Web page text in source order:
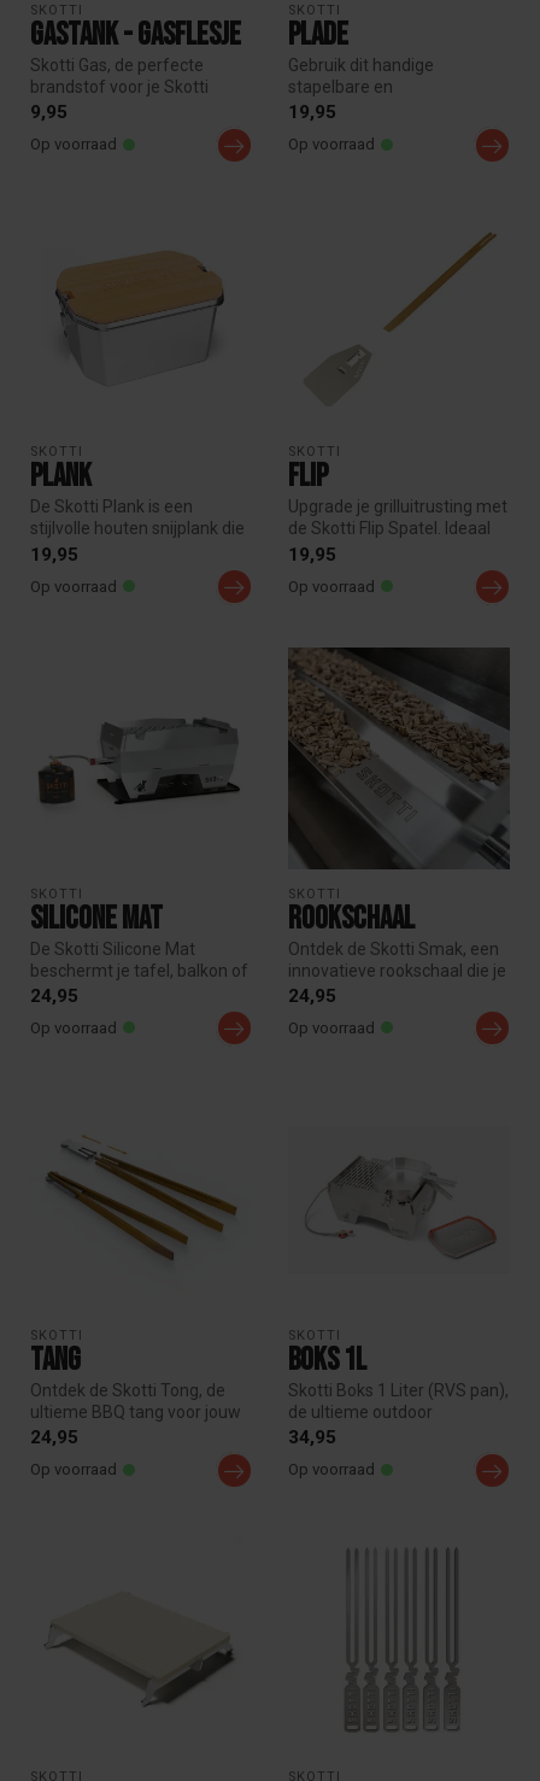
SKOTTI
Gastank - Gasflesje
Skotti Gas, de perfecte
brandstof voor je Skotti
Grill.Het biedt een krachtige
9,95
Op voorraad
SKOTTI
Plade
Gebruik dit handige
stapelbare en
ruimtebesparende bakje
19,95
Op voorraad
SKOTTI
Plank
De Skotti Plank is een
stijlvolle houten snijplank die
perfect op je Skotti Boks...
19,95
Op voorraad
SKOTTI
Flip
Upgrade je grilluitrusting met
de Skotti Flip Spatel. Ideaal
voor het omdraaien ...
19,95
Op voorraad
SKOTTI
Silicone mat
De Skotti Silicone Mat
beschermt je tafel, balkon of
boot tegen hitte, vet en ba...
24,95
Op voorraad
SKOTTI
Rookschaal
Ontdek de Skotti Smak, een
innovatieve rookschaal die je
Skotti Grill omtovert t...
24,95
Op voorraad
SKOTTI
Tang
Ontdek de Skotti Tong, de
ultieme BBQ tang voor jouw
Skotti grill. Uniek, demont...
24,95
Op voorraad
SKOTTI
Boks 1L
Skotti Boks 1 Liter (RVS pan),
de ultieme outdoor
keukenaccessoire, lekvrij en
34,95
Op voorraad
SKOTTI SKOTTI